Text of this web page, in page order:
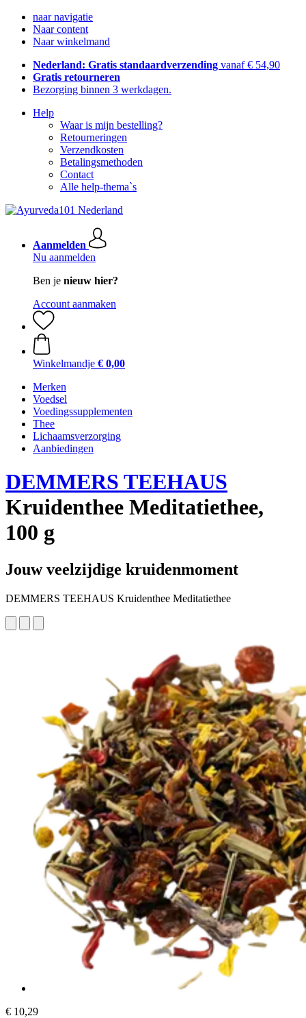
naar navigatie
Naar content
Naar winkelmand
Nederland: Gratis standaardverzending vanaf € 54,90
Gratis retourneren
Bezorging binnen 3 werkdagen.
Help
Waar is mijn bestelling?
Retourneringen
Verzendkosten
Betalingsmethoden
Contact
Alle help-thema`s
Aanmelden
Nu aanmelden
Ben je nieuw hier?
Account aanmaken
Winkelmandje € 0,00
Merken
Voedsel
Voedingssupplementen
Thee
Lichaamsverzorging
Aanbiedingen
DEMMERS TEEHAUS
Kruidenthee Meditatiethee,
100 g
Jouw veelzijdige kruidenmoment
DEMMERS TEEHAUS Kruidenthee Meditatiethee
€ 10,29